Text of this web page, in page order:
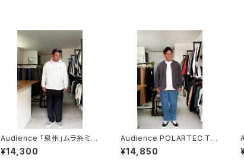
Audience 「泉州」ムラ糸ミリ
タリーバックサテン US ARM
Y イージーベイカーパンツ
¥14,300
Audience POLARTEC Th
ermal Pro ポーラテック ボア
ノーカラー ARMY ジャケット
¥14,850